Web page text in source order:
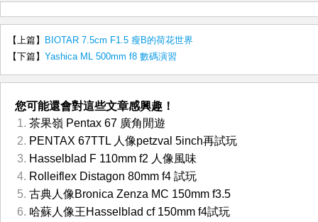
【上篇】
BIOTAR 7.5cm F1.5 瘦B的荷花世界
【下篇】 Yashica ML 500mm f8 數碼演習
您可能還會對這些文章感興趣！
茶果嶺 Pentax 67 廣角閒遊
PENTAX 67TTL 人像petzval 5inch再試玩
Hasselblad F 110mm f2 人像風味
Rolleiflex Distagon 80mm f4 試玩
古典人像Bronica Zenza MC 150mm f3.5
哈蘇人像王Hasselblad cf 150mm f4試玩